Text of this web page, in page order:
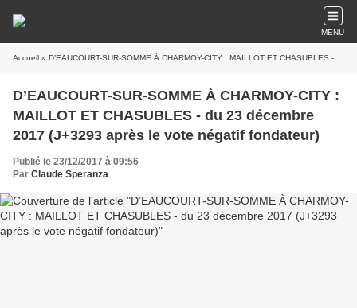
MENU
Accueil » D’EAUCOURT-SUR-SOMME À CHARMOY-CITY : MAILLOT ET CHASUBLES - du 23 décembre 2017 (J+3293 après le vote négatif fondateur)
D’EAUCOURT-SUR-SOMME À CHARMOY-CITY :
MAILLOT ET CHASUBLES - du 23 décembre
2017 (J+3293 après le vote négatif fondateur)
Publié le 23/12/2017 à 09:56
Par Claude Speranza